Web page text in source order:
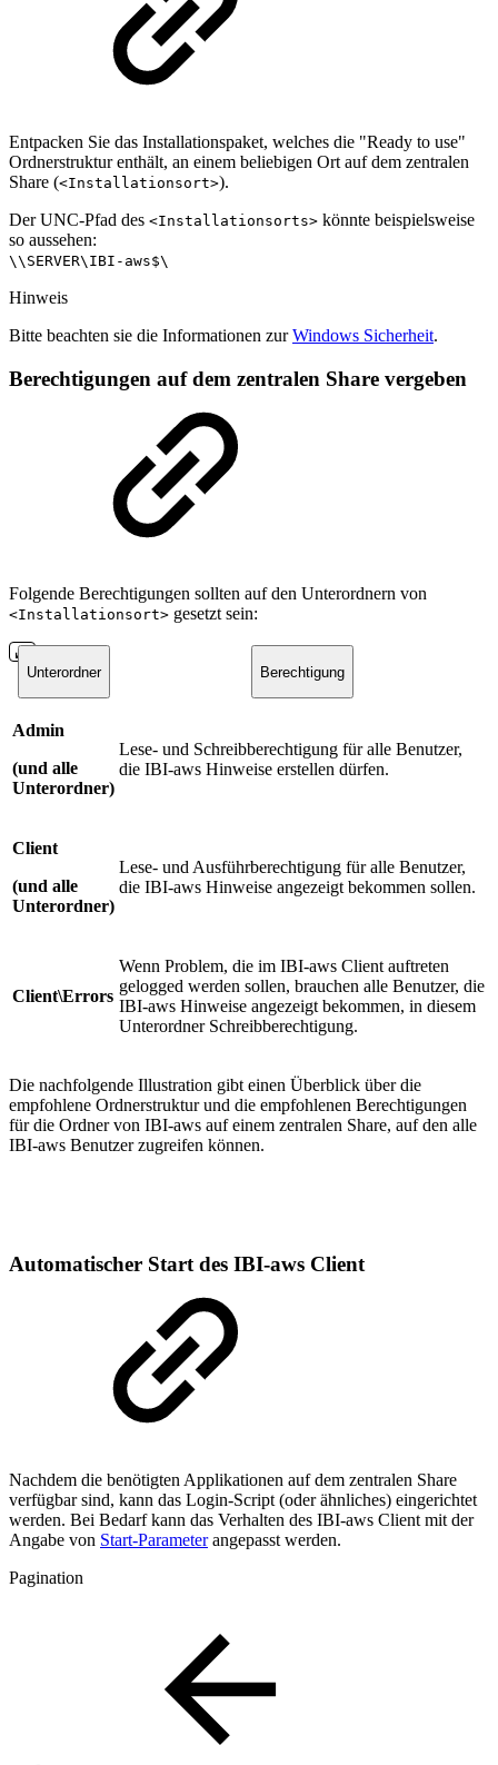
Entpacken Sie das Installationspaket, welches die "Ready to use"
Ordnerstruktur enthält, an einem beliebigen Ort auf dem zentralen
Share (<Installationsort>).
Der UNC-Pfad des <Installationsorts> könnte beispielsweise
so aussehen:
\\SERVER\IBI-aws$\
Hinweis
Bitte beachten sie die Informationen zurWindows Sicherheit.
Berechtigungen auf dem zentralen Share vergeben
Folgende Berechtigungen sollten auf den Unterordnern von
<Installationsort> gesetzt sein:
Unterordner Berechtigung
Admin
(und alle
Unterordner)
Lese- und Schreibberechtigung für alle Benutzer,
die IBI-aws Hinweise erstellen dürfen.
Client
(und alle
Unterordner)
Lese- und Ausführberechtigung für alle Benutzer,
die IBI-aws Hinweise angezeigt bekommen sollen.
Client\Errors
Wenn Problem, die im IBI-aws Client auftreten
gelogged werden sollen, brauchen alle Benutzer, die
IBI-aws Hinweise angezeigt bekommen, in diesem
Unterordner Schreibberechtigung.
Die nachfolgende Illustration gibt einen Überblick über die
empfohlene Ordnerstruktur und die empfohlenen Berechtigungen
für die Ordner von IBI-aws auf einem zentralen Share, auf den alle
IBI-aws Benutzer zugreifen können.
Automatischer Start des IBI-aws Client
Nachdem die benötigten Applikationen auf dem zentralen Share
verfügbar sind, kann das Login-Script (oder ähnliches) eingerichtet
werden. Bei Bedarf kann das Verhalten des IBI-aws Client mit der
Angabe von Start-Parameterangepasst werden.
Pagination